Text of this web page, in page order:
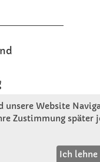
unsere Website
Zustimmung später
Ich lehne